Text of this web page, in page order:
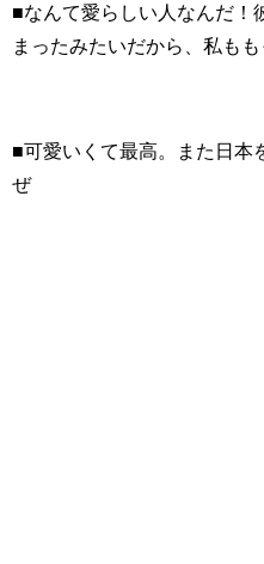
■なんて愛らしい人なんだ！
まったみたいだから、私もも
■可愛いくて最高。また日本
ぜ